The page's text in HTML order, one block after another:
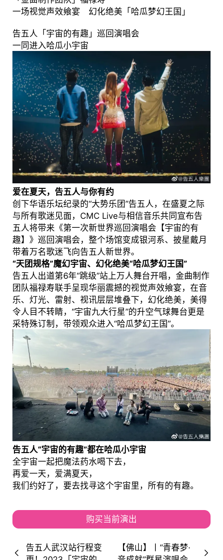
一场视觉声效飨宴 幻化绝美「哈瓜梦幻王国」
告五人「宇宙的有趣」巡回演唱会
一同进入哈瓜小宇宙
爱在夏天，告五人与你有约
创下华语乐坛纪录的“大势乐团”告五人，在盛夏之际
与所有歌迷见面，CMC Live与相信音乐共同宣布告
五人将带来《第一次新世界巡回演唱会【宇宙的有
趣】》巡回演唱会，整个场馆变成银河系、披星戴月
带着万名歌迷飞向告五人新世界。
“天团规格”魔幻宇宙、幻化绝美“哈瓜梦幻王国”
告五人出道第6年“跳级”站上万人舞台开唱，金曲制作
团队福禄寿联手呈现华丽震撼的视觉声效飨宴，在音
乐、灯光、雷射、视讯层层堆叠下，幻化绝美，美得
令人目不转睛，“宇宙九大行星”的升空气球舞台更是
采特殊订制，带领观众进入“哈瓜梦幻王国”。
告五人“宇宙的有趣”都在哈瓜小宇宙
全宇宙一起把魔法药水喝下去，
再爱一天，爱满夏天，
我们约好了，要去找寻这个宇宙里，所有的有趣。
购买当前演出
告五人武汉站行程变
【佛山】丨“青春梦·